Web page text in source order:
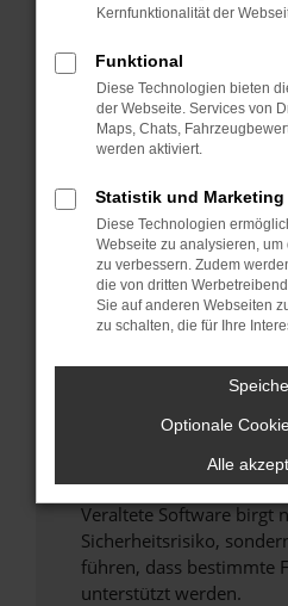
Hier sind ein paar Tipps,
Überprüfe deine
Internetverbindung.
Laden andere
Suchmaschine?
Manche Erweiterungen,
können das Laden
verhindern.
anderen Browser oder
Fenster?
Das kann manchmal
Probleme zu beheben.
Stelle sicher, dass
Betriebssystem auf
sind.
Veraltete Software birgt
Sicherheitsrisiko,
führen, dass bestimmte
unterstützt werden.
Kernfunktionalität der
Funktional
Diese Technologien bieten
der Webseite. Services von
Maps, Chats,
werden aktiviert.
Statistik und Marketing
Diese Technologien
Webseite zu analysieren,
zu verbessern. Zudem
die von dritten
Sie auf anderen Webseiten
zu schalten, die für Ihre
Optionale
Alle